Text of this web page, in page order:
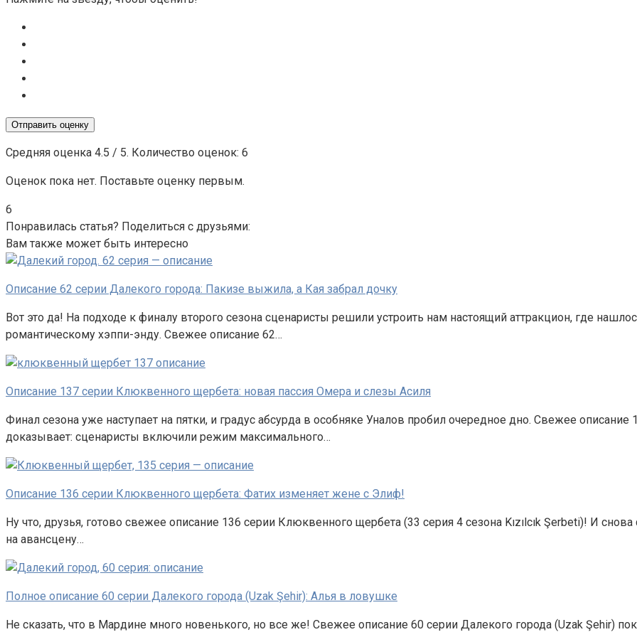
Отправить оценку
Средняя оценка 4.5 / 5. Количество оценок: 6
Оценок пока нет. Поставьте оценку первым.
6
Понравилась статья? Поделиться с друзьями:
Вам также может быть интересно
Описание 62 серии Далекого города: Пакизе выжила, а Кая забрал дочку
Вот это да! На подходе к финалу второго сезона сценаристы решили устроить нам настоящий аттракцион, где
романтическому хэппи-энду. Свежее описание 62…
Описание 137 серии Клюквенного щербета: новая пассия Омера и слезы Асиля
Финал сезона уже наступает на пятки, и градус абсурда в особняке Уналов пробил очередное дно. Свежее описание
доказывает: сценаристы включили режим максимального…
Описание 136 серии Клюквенного щербета: Фатих изменяет жене с Элиф!
Ну что, друзья, готово свежее описание 136 серии Клюквенного щербета (33 серия 4 сезона Kızılcık Şerbeti)! И
на авансцену…
Полное описание 60 серии Далекого города (Uzak Şehir): Алья в ловушке
Не сказать, что в Мардине много новенького, но все же! Свежее описание 60 серии Далекого города (Uzak Şehir)